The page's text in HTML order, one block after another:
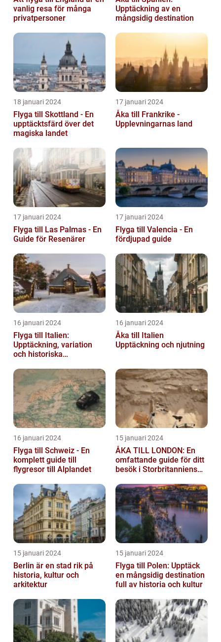
vanlig resa för många
privatpersoner
Upptäckning av en
mångsidig destination
18 januari 2024
Flyga till Skottland - En
upptäcktsfärd över det
magiska landet
17 januari 2024
Åka till Frankrike -
Upplevningarnas land
17 januari 2024
Flyga till Las Palmas - En
Guide för Resenärer
17 januari 2024
Flyga till Valencia - En
fördjupad guide
16 januari 2024
Flyga till Italien:
Upptäckning, variation
och historiska
16 januari 2024
Åka till Italien
Upptäckning och njutning
16 januari 2024
Flyga till Schweiz - En
komplett guide till
flygresor till Alplandet
15 januari 2024
ÅKA TILL LONDON: En
omfattande guide för ditt
besök i Storbritanniens
15 januari 2024
Berlin är en stad rik på
historia, kultur och
arkitektur
15 januari 2024
Flyga till Polen: Upptäck
en mångsidig destination
full av historia och kultur